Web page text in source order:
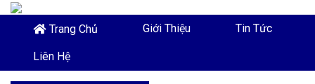
Trang Chủ Giới Thiệu Tin Tức
Liên Hệ